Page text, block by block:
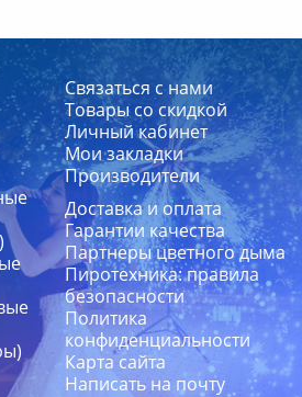
Связаться с нами
Товары со скидкой
Личный кабинет
Мои закладки
Производители
Доставка и оплата
Гарантии качества
Партнеры цветного дыма
Пиротехника: правила
безопасности
Политика
конфиденциальности
Карта сайта
Написать на почту